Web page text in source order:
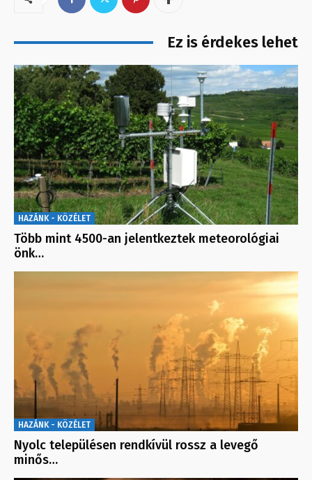
Ez is érdekes lehet
HAZÁNK - KÖZÉLET
Több mint 4500-an jelentkeztek meteorológiai
önk…
HAZÁNK - KÖZÉLET
Nyolc településen rendkívül rossz a levegő
minős…